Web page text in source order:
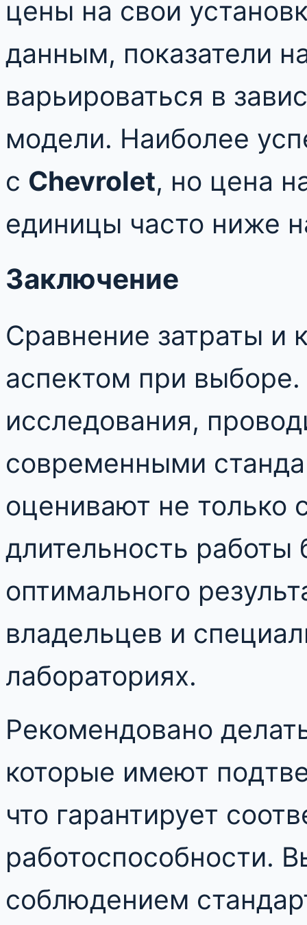
цены на свои
данным, показатели
варьироваться в
модели. Наиболее
с Chevrolet, но цена
единицы часто ниже
Заключение
Сравнение затраты и
аспектом при
исследования,
современными
оценивают не только
длительность
оптимального
владельцев и
лабораториях.
Рекомендовано
которые имеют
что гарантирует
работоспособности.
соблюдением